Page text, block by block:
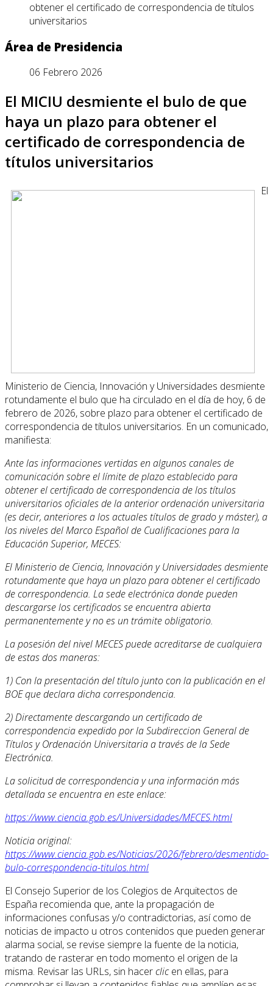
obtener el certificado de correspondencia de títulos
universitarios
Área de Presidencia
06 Febrero 2026
El MICIU desmiente el bulo de que
haya un plazo para obtener el
certificado de correspondencia de
títulos universitarios
El
Ministerio de Ciencia, Innovación y Universidades desmiente
rotundamente el bulo que ha circulado en el día de hoy, 6 de
febrero de 2026, sobre plazo para obtener el certificado de
correspondencia de títulos universitarios. En un comunicado,
manifiesta:
Ante las informaciones vertidas en algunos canales de
comunicación sobre el límite de plazo establecido para
obtener el certificado de correspondencia de los títulos
universitarios oficiales de la anterior ordenación universitaria
(es decir, anteriores a los actuales títulos de grado y máster), a
los niveles del Marco Español de Cualificaciones para la
Educación Superior, MECES:
El Ministerio de Ciencia, Innovación y Universidades desmiente
rotundamente que haya un plazo para obtener el certificado
de correspondencia. La sede electrónica donde pueden
descargarse los certificados se encuentra abierta
permanentemente y no es un trámite obligatorio.
La posesión del nivel MECES puede acreditarse de cualquiera
de estas dos maneras:
1) Con la presentación del título junto con la publicación en el
BOE que declara dicha correspondencia.
2) Directamente descargando un certificado de
correspondencia expedido por la Subdireccion General de
Títulos y Ordenación Universitaria a través de la Sede
Electrónica.
La solicitud de correspondencia y una información más
detallada se encuentra en este enlace:
https://www.ciencia.gob.es/Universidades/MECES.html
Noticia original:
https://www.ciencia.gob.es/Noticias/2026/febrero/desmentido-
bulo-correspondencia-titulos.html
El Consejo Superior de los Colegios de Arquitectos de
España recomienda que, ante la propagación de
informaciones confusas y/o contradictorias, así como de
noticias de impacto u otros contenidos que pueden generar
alarma social, se revise siempre la fuente de la noticia,
tratando de rasterar en todo momento el origen de la
misma. Revisar las URLs, sin hacerclicen ellas, para